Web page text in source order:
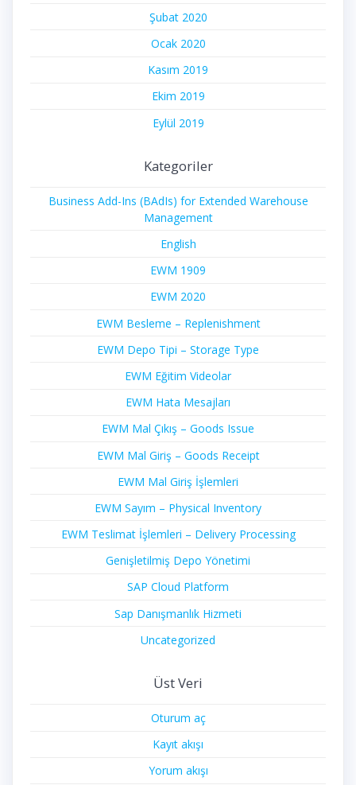
Şubat 2020
Ocak 2020
Kasım 2019
Ekim 2019
Eylül 2019
Kategoriler
Business Add-Ins (BAdIs) for Extended Warehouse
Management
English
EWM 1909
EWM 2020
EWM Besleme – Replenishment
EWM Depo Tipi – Storage Type
EWM Eğitim Videolar
EWM Hata Mesajları
EWM Mal Çıkış – Goods Issue
EWM Mal Giriş – Goods Receipt
EWM Mal Giriş İşlemleri
EWM Sayım – Physical Inventory
EWM Teslimat İşlemleri – Delivery Processing
Genişletilmiş Depo Yönetimi
SAP Cloud Platform
Sap Danışmanlık Hizmeti
Uncategorized
Üst Veri
Oturum aç
Kayıt akışı
Yorum akışı